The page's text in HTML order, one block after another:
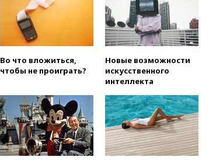
СКР рассматривает три
основные версии
произошедшего с Cessna-182
подростки, планировавшие
теракт на объекте Росгвардии
09:59
The Spectator:
отсутствие ракет для Patriot у
Украины приведет к
поражению Киева
09:54
МВД Германии:
инцидент с дроном в
Во что вложиться,
чтобы не проиграть?
Новые возможности
искусственного
интеллекта